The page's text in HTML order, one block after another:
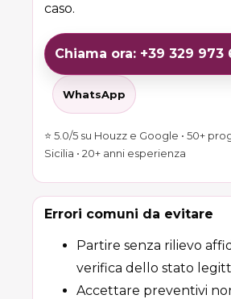
caso.
Chiama ora: +39 329 973
WhatsApp
⭐ 5.0/5 su Houzz e Google • 50+
Sicilia • 20+ anni esperienza
Errori comuni da evitare
Partire senza rilievo
verifica dello stato
Accettare preventivi